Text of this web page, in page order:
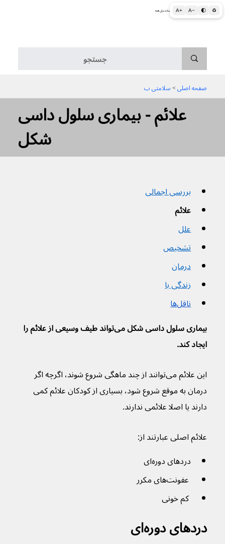
A+ A− 🌓 ♻ اطلاعات پزشکی و بهداشتی به زبان ساده برای همه
صفحه اصلی > سلامتی ب
علائم - بیماری سلول داسی
شکل
بررسی اجمالی
علائم
علل
تشخیص
درمان
زندگی با
ناقل‌ها
بیماری سلول داسی شکل می‌تواند طیف وسیعی از علائم را
ایجاد کند.
این علائم می‌توانند از چند ماهگی شروع شوند، اگرچه اگر
درمان به موقع شروع شود، بسیاری از کودکان علائم کمی
دارند یا اصلا علائمی ندارند.
علائم اصلی عبارتند از:
دردهای دوره‌ای
عفونت‌های مکرر
کم خونی
دردهای دوره‌ای